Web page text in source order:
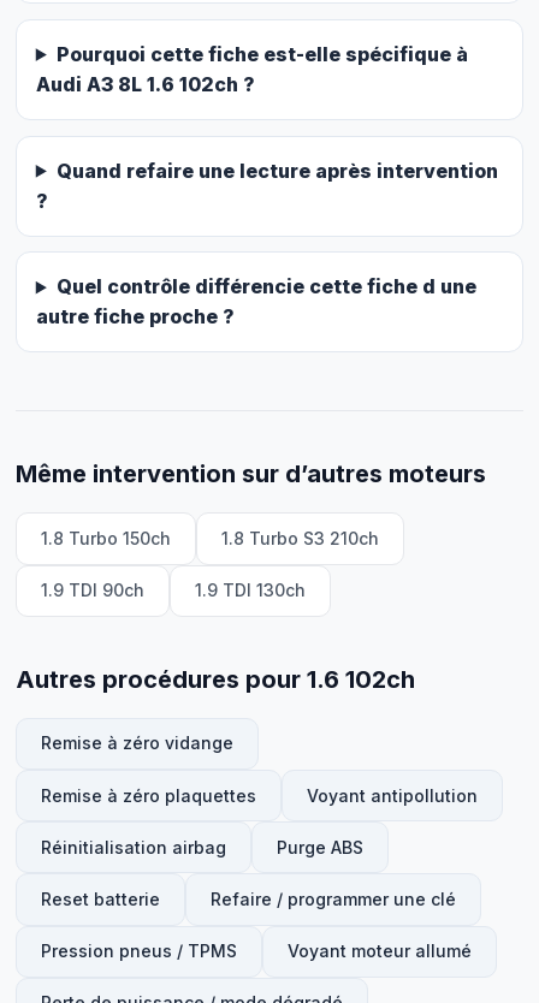
Pourquoi cette fiche est-elle spécifique à
Audi A3 8L 1.6 102ch ?
Quand refaire une lecture après intervention
?
Quel contrôle différencie cette fiche d une
autre fiche proche ?
Même intervention sur d’autres moteurs
1.8 Turbo 150ch 1.8 Turbo S3 210ch
1.9 TDI 90ch 1.9 TDI 130ch
Autres procédures pour 1.6 102ch
Remise à zéro vidange
Remise à zéro plaquettes Voyant antipollution
Réinitialisation airbag Purge ABS
Reset batterie Refaire / programmer une clé
Pression pneus / TPMS Voyant moteur allumé